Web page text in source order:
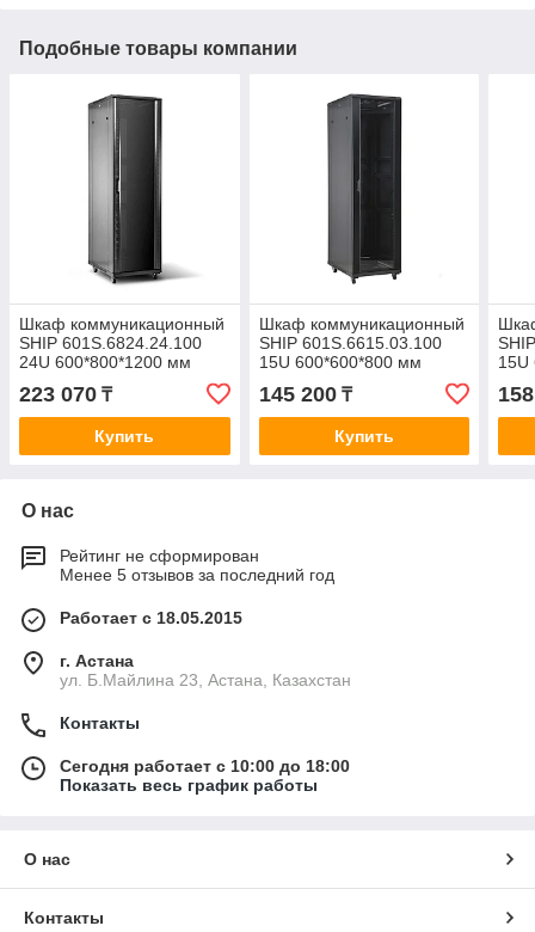
Подобные товары компании
Шкаф коммуникационный
SHIP 601S.6824.24.100
24U 600*800*1200 мм
223 070 ₸
Купить
Шкаф коммуникационный
SHIP 601S.6615.03.100
15U 600*600*800 мм
145 200₸
Купить
15U
О нас
Рейтинг не сформирован
Менее 5 отзывов за последний год
Работает с 18.05.2015
г. Астана
ул. Б.Майлина 23, Астана, Казахстан
Контакты
Сегодня работает с 10:00 до 18:00
Показать весь график работы
О нас
Контакты